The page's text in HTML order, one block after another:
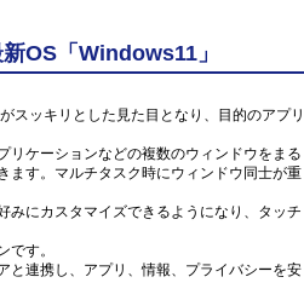
OS「Windows11」
スッキリとした見た目となり、目的のアプリ
リケーションなどの複数のウィンドウをまる
ます。マルチタスク時にウィンドウ同士が重
みにカスタマイズできるようになり、タッチ
です。
と連携し、アプリ、情報、プライバシーを安